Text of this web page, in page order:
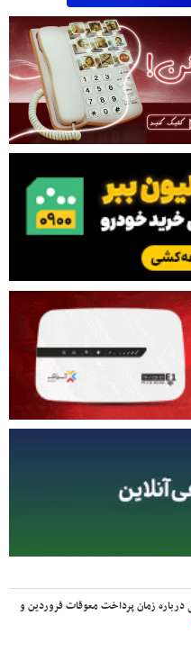
درباره زمان پرداخت معوقات فروردین و